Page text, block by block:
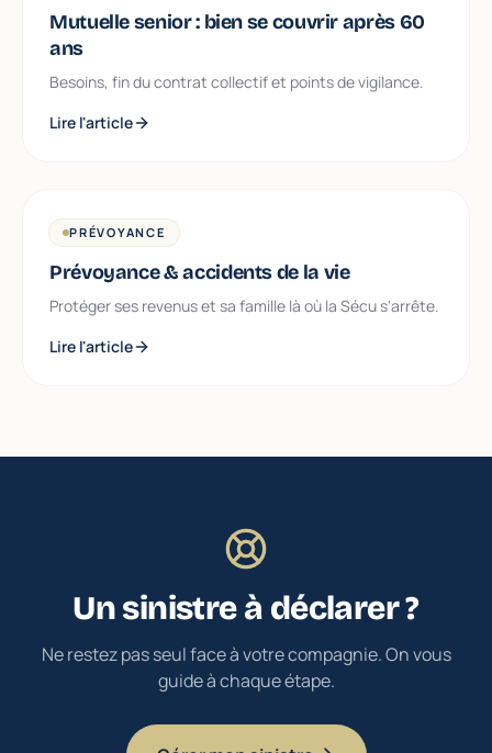
Mutuelle senior : bien se couvrir après 60
ans
Besoins, fin du contrat collectif et points de vigilance.
Lire l'article
PRÉVOYANCE
Prévoyance & accidents de la vie
Protéger ses revenus et sa famille là où la Sécu s'arrête.
Lire l'article
Un sinistre à déclarer ?
Ne restez pas seul face à votre compagnie. On vous
guide à chaque étape.